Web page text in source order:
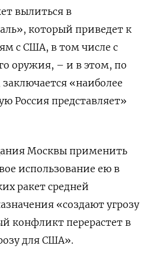
вылиться в
который приведет к
с США, в том числе с
оружия, – и в этом, по
«наиболее
Россия представляет»
Москвы применить
использование ею в
ракет средней
«создают угрозу
конфликт перерастет в
для США».